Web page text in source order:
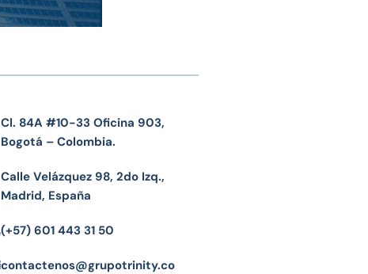
Cl. 84A #10-33 Oficina 903,
Bogotá – Colombia.
Calle Velázquez 98, 2do Izq.,
Madrid, España
(+57) 601 443 31 50
contactenos@grupotrinity.co